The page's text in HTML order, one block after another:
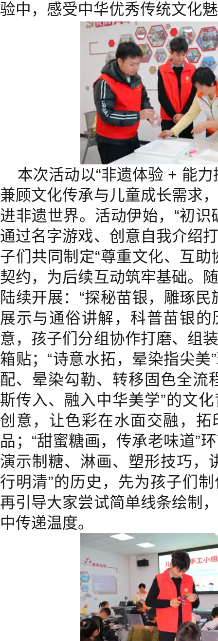
验中，感受中华优秀传统文化
本次活动以“非遗体验 + 能
兼顾文化传承与儿童成长需求
进非遗世界。活动伊始，“初识
通过名字游戏、创意自我介绍
子们共同制定“尊重文化、互助
契约，为后续互动筑牢基础。
陆续开展：“探秘苗银，雕琢
展示与通俗讲解，科普苗银
意，孩子们分组协作打磨、组
箱贴；“诗意水拓，晕染指尖美
配、晕染勾勒、转移固色全流
斯传入、融入中华美学”的文
创意，让色彩在水面交融，
品；“甜蜜糖画，传承老味道”
演示制糖、淋画、塑形技巧，
行明清”的历史，先为孩子们
再引导大家尝试简单线条绘制
中传递温度。